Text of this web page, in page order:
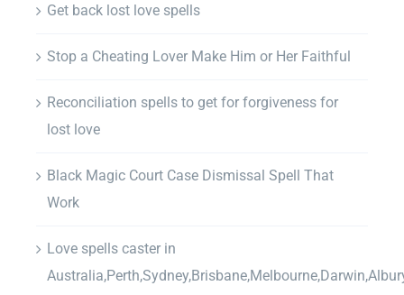
Get back lost love spells
Stop a Cheating Lover Make Him or Her Faithful
Reconciliation spells to get for forgiveness for
lost love
Black Magic Court Case Dismissal Spell That
Work
Love spells caster in